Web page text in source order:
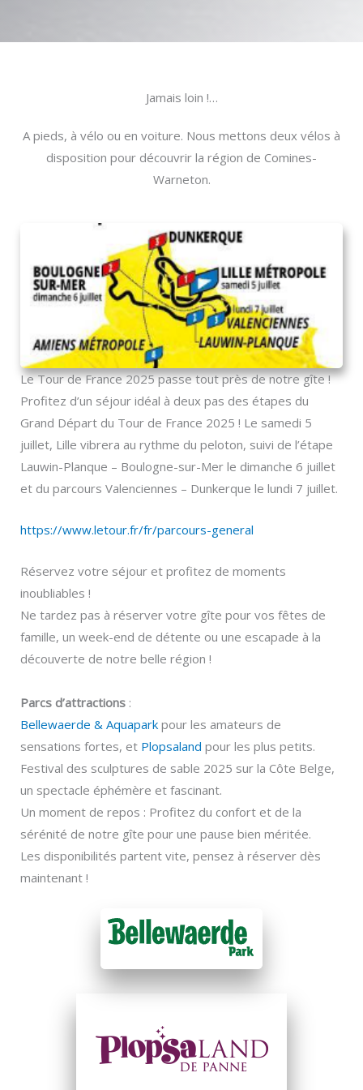
Jamais loin !…
A pieds, à vélo ou en voiture. Nous mettons deux vélos à
disposition pour découvrir la région de Comines-
Warneton.
Le Tour de France 2025 passe tout près de notre gîte !
Profitez d’un séjour idéal à deux pas des étapes du
Grand Départ du Tour de France 2025 ! Le samedi 5
juillet, Lille vibrera au rythme du peloton, suivi de l’étape
Lauwin-Planque – Boulogne-sur-Mer le dimanche 6 juillet
et du parcours Valenciennes – Dunkerque le lundi 7 juillet.
https://www.letour.fr/fr/parcours-general
Réservez votre séjour et profitez de moments
inoubliables !
Ne tardez pas à réserver votre gîte pour vos fêtes de
famille, un week-end de détente ou une escapade à la
découverte de notre belle région !
Parcs d’attractions :
Bellewaerde & Aquapark pour les amateurs de
sensations fortes, et Plopsaland pour les plus petits.
Festival des sculptures de sable 2025 sur la Côte Belge,
un spectacle éphémère et fascinant.
Un moment de repos : Profitez du confort et de la
sérénité de notre gîte pour une pause bien méritée.
Les disponibilités partent vite, pensez à réserver dès
maintenant !